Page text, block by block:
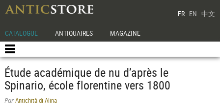
FR EN 中文
CATALOGUE ANTIQUAIRES MAGAZINE
Étude académique de nu d’après le
Spinario, école florentine vers 1800
ParAntichità di Alina